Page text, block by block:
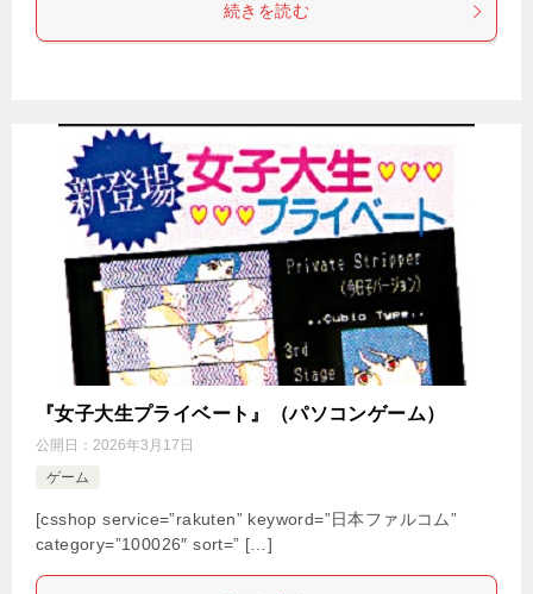
続きを読む
『女子大生プライベート』（パソコンゲーム）
公開日： 2026年3月17日
ゲーム
[csshop service=”rakuten” keyword=”日本ファルコム”
category=”100026″ sort=” […]